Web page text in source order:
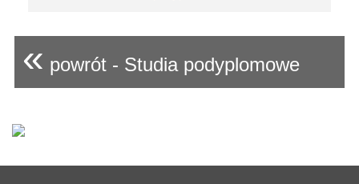
« powrót - Studia podyplomowe